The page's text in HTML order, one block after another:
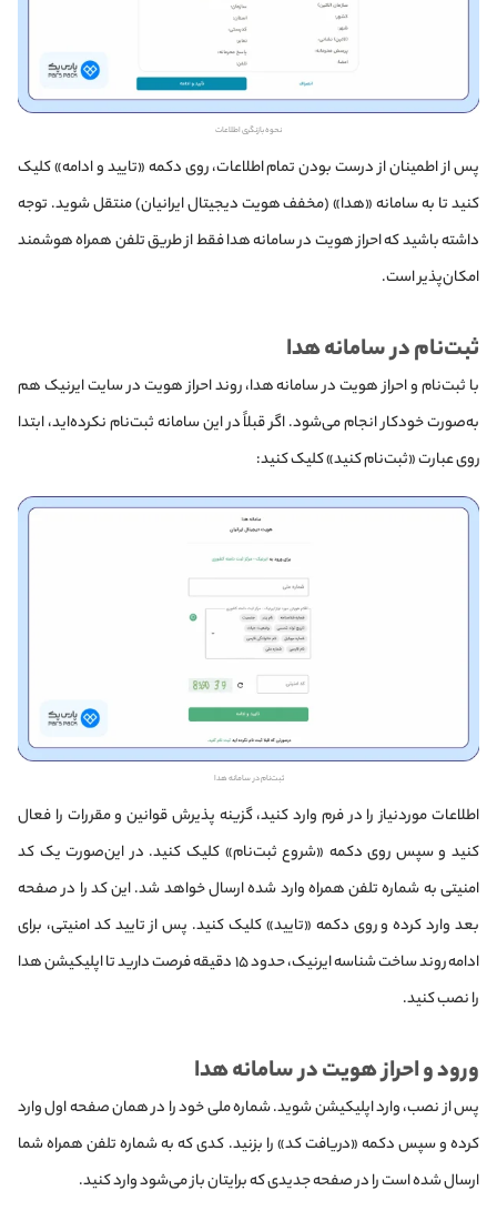
نحوه بازنگری اطلاعات
پس از اطمینان از درست بودن تمام اطلاعات، روی دکمه «تایید و ادامه» کلیک
کنید تا به سامانه «هدا» (مخفف هویت دیجیتال ایرانیان) منتقل شوید. توجه
داشته باشید که احراز هویت در سامانه هدا فقط از طریق تلفن همراه هوشمند
امکان‌پذیر است.
ثبت‌نام در سامانه هدا
با ثبت‌نام و احراز هویت در سامانه هدا، روند احراز هویت در سایت ایرنیک هم
به‌صورت خودکار انجام می‌شود. اگر قبلاً در این سامانه ثبت‌نام نکرده‌اید، ابتدا
روی عبارت «ثبت‌نام کنید» کلیک کنید:
ثبت‌نام در سامانه هدا
اطلاعات موردنیاز را در فرم وارد کنید، گزینه پذیرش قوانین و مقررات را فعال
کنید و سپس روی دکمه «شروع ثبت‌نام» کلیک کنید. در این‌صورت یک کد
امنیتی به شماره تلفن همراه وارد شده ارسال خواهد شد. این کد را در صفحه
بعد وارد کرده و روی دکمه «تایید»‌ کلیک کنید. پس از تایید کد امنیتی، برای
ادامه روند ساخت شناسه ایرنیک، حدود ۱۵ دقیقه فرصت دارید تا اپلیکیشن هدا
را نصب کنید.
ورود و احراز هویت در سامانه هدا
پس از نصب، وارد اپلیکیشن شوید. شماره ملی خود را در همان صفحه اول وارد
کرده و سپس دکمه «دریافت کد» را بزنید. کدی که به شماره تلفن همراه شما
ارسال شده است را در صفحه جدیدی که برایتان باز می‌شود وارد کنید.